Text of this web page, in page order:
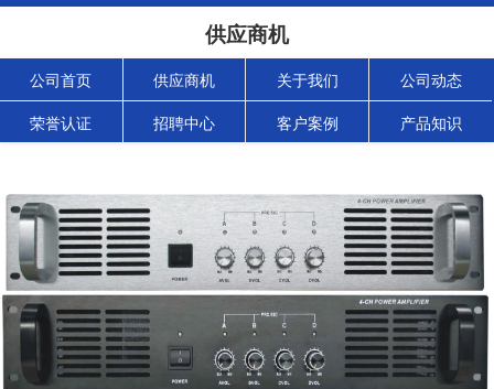
供应商机
公司首页 供应商机 关于我们 公司动态
荣誉认证 招聘中心 客户案例 产品知识